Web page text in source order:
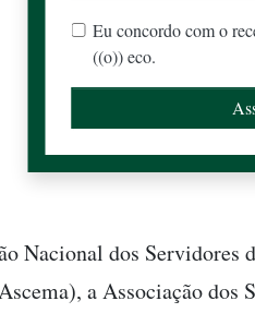
Eu concordo com o
((o)) eco.
Nacional dos Servidores
a Associação